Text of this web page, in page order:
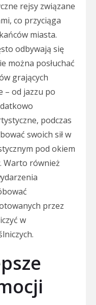
rejsy związane
co przyciąga
miasta.
odbywają się
można posłuchać
grających
– od jazzu po
podczas
swoich sił w
pod okiem
Warto również
przez
w